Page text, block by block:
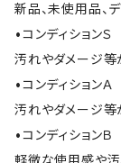
新品、未使用品、
•コンディションＳ
汚れやダメージ等
•コンディションＡ
汚れやダメージ等
•コンディションＢ
軽微な使用感や汚